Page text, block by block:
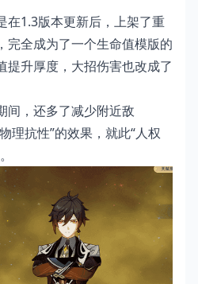
在1.3版本更新后，上架了重
完全成为了一个生命值模版的
提升厚度，大招伤害也改成了
间，还多了减少附近敌
理抗性”的效果，就此“人权